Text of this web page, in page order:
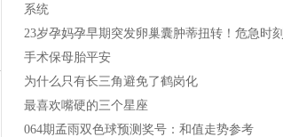
系统
23岁孕妈孕早期突发卵巢囊肿蒂扭转！危急时刻
手术保母胎平安
为什么只有长三角避免了鹤岗化
最喜欢嘴硬的三个星座
064期孟雨双色球预测奖号：和值走势参考